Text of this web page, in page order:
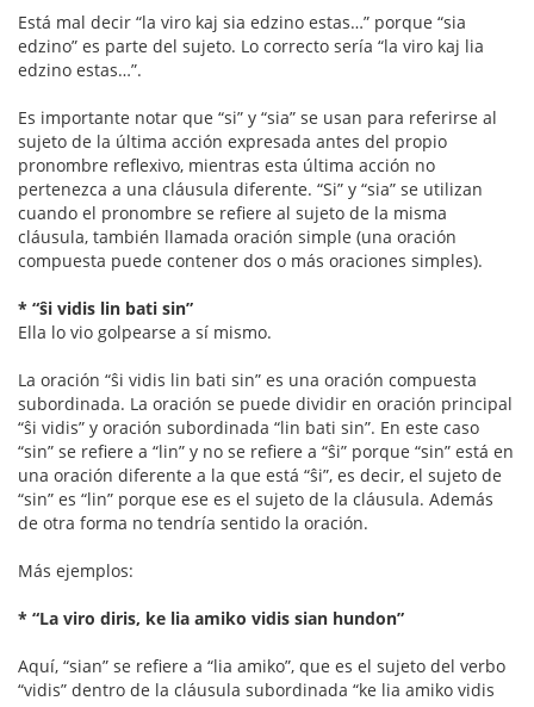
Está mal decir “la viro kaj sia edzino estas…” porque “sia
edzino” es parte del sujeto. Lo correcto sería “la viro kaj lia
edzino estas…”.
Es importante notar que “si” y “sia” se usan para referirse al
sujeto de la última acción expresada antes del propio
pronombre reflexivo, mientras esta última acción no
pertenezca a una cláusula diferente. “Si” y “sia” se utilizan
cuando el pronombre se refiere al sujeto de la misma
cláusula, también llamada oración simple (una oración
compuesta puede contener dos o más oraciones simples).
* “ŝi vidis lin bati sin”
Ella lo vio golpearse a sí mismo.
La oración “ŝi vidis lin bati sin” es una oración compuesta
subordinada. La oración se puede dividir en oración principal
“ŝi vidis” y oración subordinada “lin bati sin”. En este caso
“sin” se refiere a “lin” y no se refiere a “ŝi” porque “sin” está en
una oración diferente a la que está “ŝi”, es decir, el sujeto de
“sin” es “lin” porque ese es el sujeto de la cláusula. Además
de otra forma no tendría sentido la oración.
Más ejemplos:
* “La viro diris, ke lia amiko vidis sian hundon”
Aquí, “sian” se refiere a “lia amiko”, que es el sujeto del verbo
“vidis” dentro de la cláusula subordinada “ke lia amiko vidis